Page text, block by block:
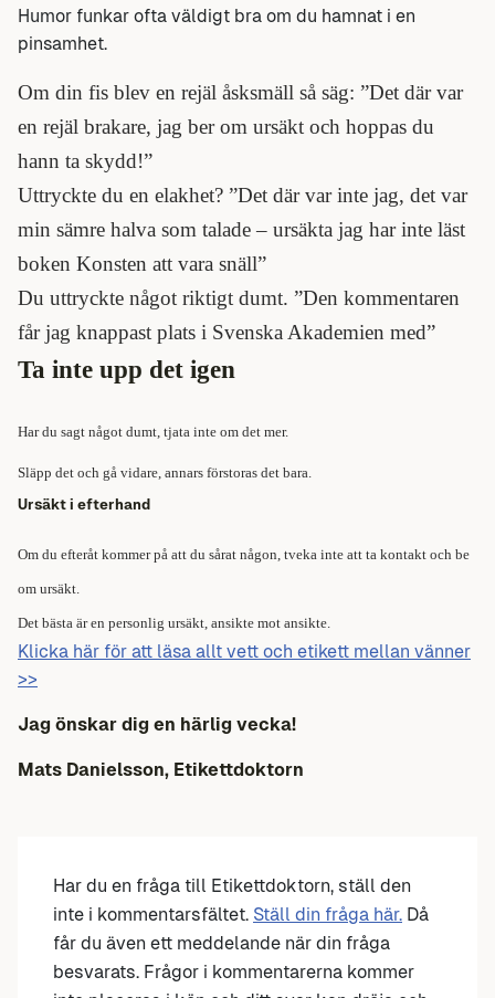
Humor funkar ofta väldigt bra om du hamnat i en
pinsamhet.
Om din fis blev en rejäl åsksmäll så säg: ”Det där var
en rejäl brakare, jag ber om ursäkt och hoppas du
hann ta skydd!”
Uttryckte du en elakhet? ”Det där var inte jag, det var
min sämre halva som talade – ursäkta jag har inte läst
boken Konsten att vara snäll”
Du uttryckte något riktigt dumt. ”Den kommentaren
får jag knappast plats i Svenska Akademien med”
Ta inte upp det igen
Har du sagt något dumt, tjata inte om det mer.
Släpp det och gå vidare, annars förstoras det bara.
Ursäkt i efterhand
Om du efteråt kommer på att du sårat någon, tveka inte att ta kontakt och be
om ursäkt.
Det bästa är en personlig ursäkt, ansikte mot ansikte.
Klicka här för att läsa allt vett och etikett mellan vänner
>>
Jag önskar dig en härlig vecka!
Mats Danielsson, Etikettdoktorn
Har du en fråga till Etikettdoktorn, ställ den
inte i kommentarsfältet. Ställ din fråga här. Då
får du även ett meddelande när din fråga
besvarats. Frågor i kommentarerna kommer